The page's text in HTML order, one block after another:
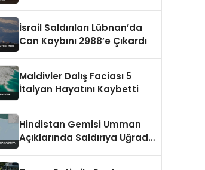
İsrail Saldırıları Lübnan’da
Can Kaybını 2988’e Çıkardı
Maldivler Dalış Faciası 5
İtalyan Hayatını Kaybetti
Hindistan Gemisi Umman
Açıklarında Saldırıya Uğradı